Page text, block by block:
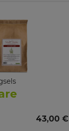
43,00 €